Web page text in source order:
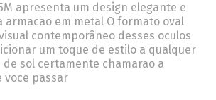
apresenta um design elegante e
armacao em metal O formato oval
contemporâneo desses oculos
um toque de estilo a qualquer
de sol certamente chamarao a
voce passar